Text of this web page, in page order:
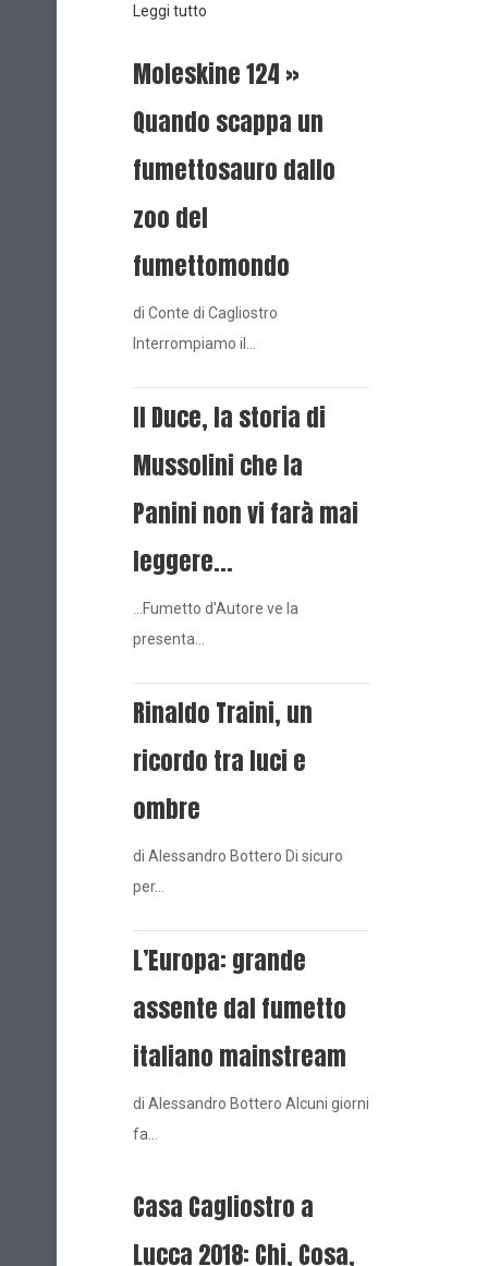
Leggi tutto
Moleskine 124 »
Quando scappa un
fumettosauro dallo
zoo del
fumettomondo
di Conte di Cagliostro
Interrompiamo il…
Il Duce, la storia di
Mussolini che la
Panini non vi farà mai
leggere...
...Fumetto d'Autore ve la
presenta…
Rinaldo Traini, un
ricordo tra luci e
ombre
di Alessandro Bottero Di sicuro
per…
L’Europa: grande
assente dal fumetto
italiano mainstream
di Alessandro Bottero Alcuni giorni
fa…
Casa Cagliostro a
Lucca 2018: Chi, Cosa,